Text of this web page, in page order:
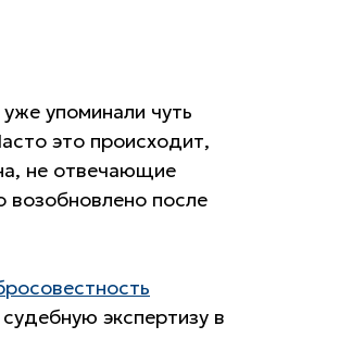
упоминали чуть
это происходит,
не отвечающие
возобновлено после
экспертизу в